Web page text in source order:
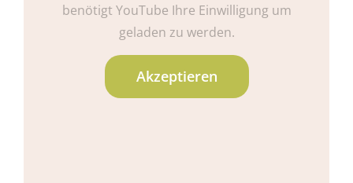
benötigt YouTube Ihre Einwilligung um
geladen zu werden.
Akzeptieren